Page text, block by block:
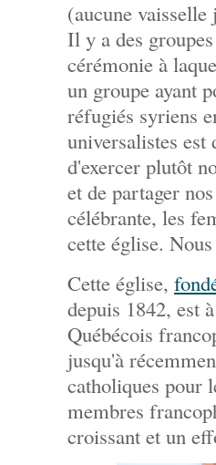
(aucune
Il y a des
cérémonie à
un groupe ayant
réfugiés syriens
universalistes est
d'exercer plutôt
et de partager
célébrante, les
cette église.
Cette église,
depuis 1842, est
Québécois
jusqu'à
catholiques pour
membres
croissant et un